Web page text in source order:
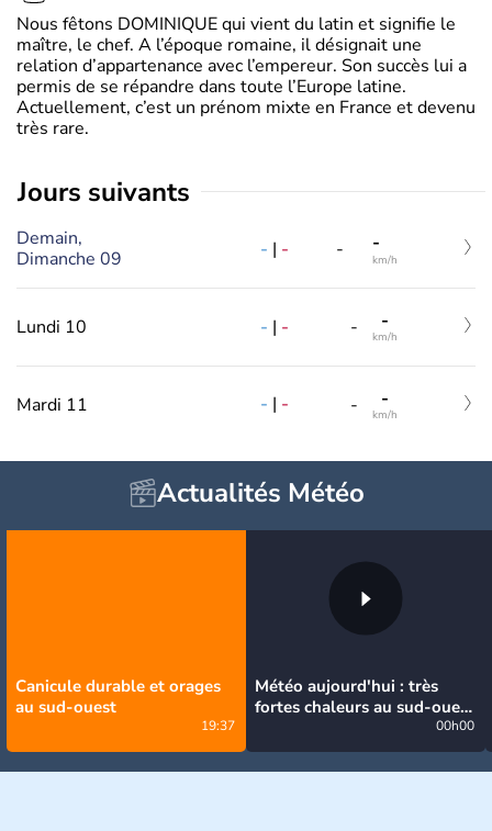
Nous fêtons DOMINIQUE qui vient du latin et signifie le
maître, le chef. A l’époque romaine, il désignait une
relation d’appartenance avec l’empereur. Son succès lui a
permis de se répandre dans toute l’Europe latine.
Actuellement, c’est un prénom mixte en France et devenu
très rare.
jours suivants
Demain,
Dimanche 09
- | - - -
km/h
Lundi 10 - | - - -
km/h
Mardi 11 - | - - -
km/h
Actualités Météo
Canicule durable et orages
au sud-ouest
19:37
Météo aujourd'hui : très
fortes chaleurs au sud-ouest
avant des orages, jusqu'à
39°C
00h00